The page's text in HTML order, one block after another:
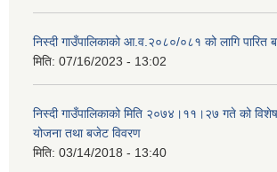
निस्दी गाउँपालिकाको आ.व.२०८०/०८१ को लागि पारित
मिति: 07/16/2023 - 13:02
निस्दी गाउँपालिकाको मिति २०७४।११।२७ गते को विशेष
योजना तथा बजेट विवरण
मिति: 03/14/2018 - 13:40